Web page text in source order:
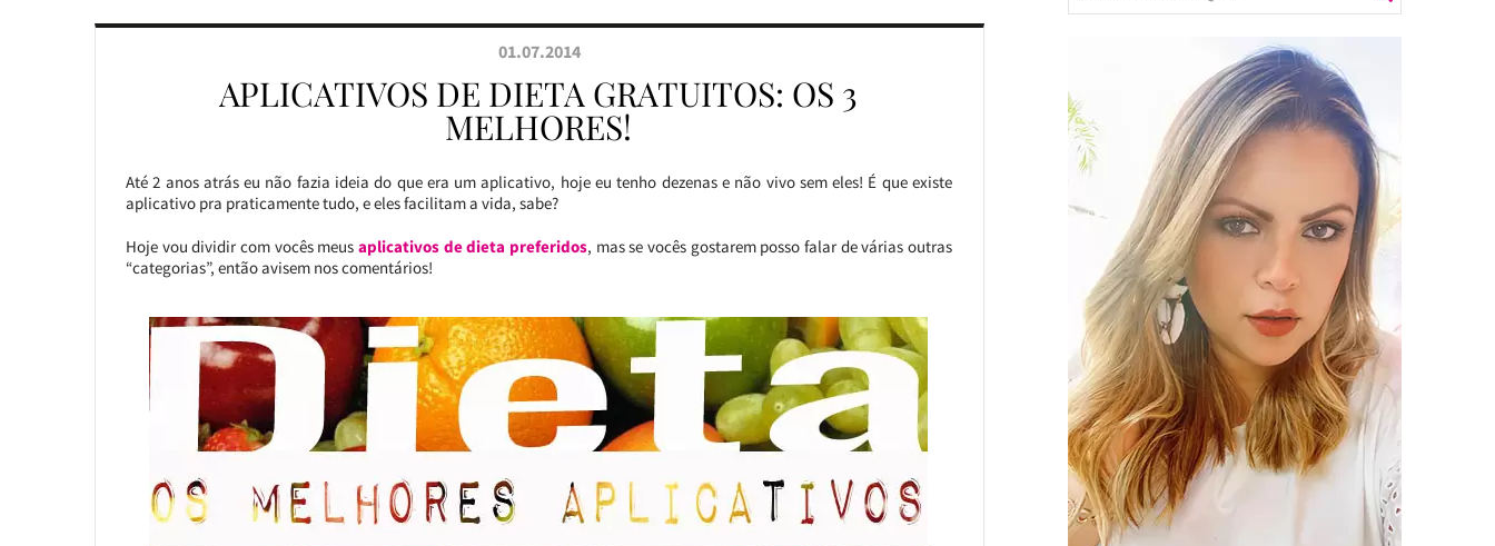
01.07.2014
APLICATIVOS DE DIETA GRATUITOS: OS 3
MELHORES!
Até 2 anos atrás eu não fazia ideia do que era um aplicativo, hoje eu tenho dezenas e não vivo sem eles! É que existe
aplicativo pra praticamente tudo, e eles facilitam a vida, sabe?
Hoje vou dividir com vocês meus aplicativos de dieta preferidos, mas se vocês gostarem posso falar de várias outras
“categorias”, então avisem nos comentários!